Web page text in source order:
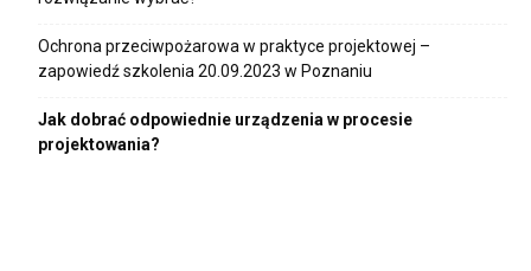
Ochrona przeciwpożarowa w praktyce projektowej –
zapowiedź szkolenia 20.09.2023 w Poznaniu
Jak dobrać odpowiednie urządzenia w procesie
projektowania?